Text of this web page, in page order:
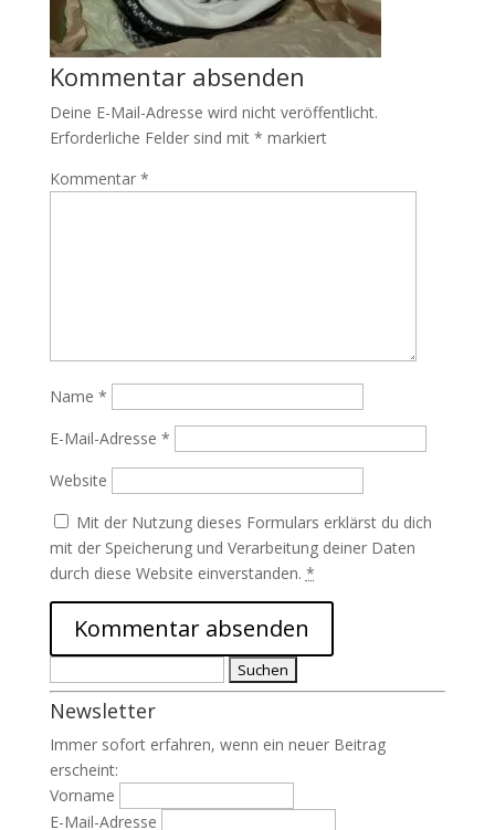
Kommentar absenden
Deine E-Mail-Adresse wird nicht veröffentlicht.
Erforderliche Felder sind mit * markiert
Kommentar *
Name *
E-Mail-Adresse *
Website
Mit der Nutzung dieses Formulars erklärst du dich
mit der Speicherung und Verarbeitung deiner Daten
durch diese Website einverstanden. *
nach:
Newsletter
Immer sofort erfahren, wenn ein neuer Beitrag
erscheint:
Vorname
E-Mail-Adresse